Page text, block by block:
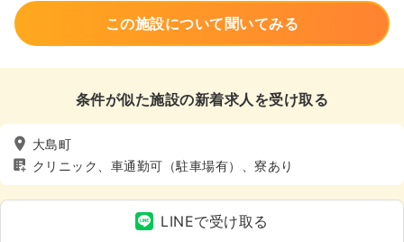
この施設について聞いてみる
条件が似た施設の新着求人を受け取る
大島町
クリニック、車通勤可（駐車場有）、寮あり
LINEで受け取る